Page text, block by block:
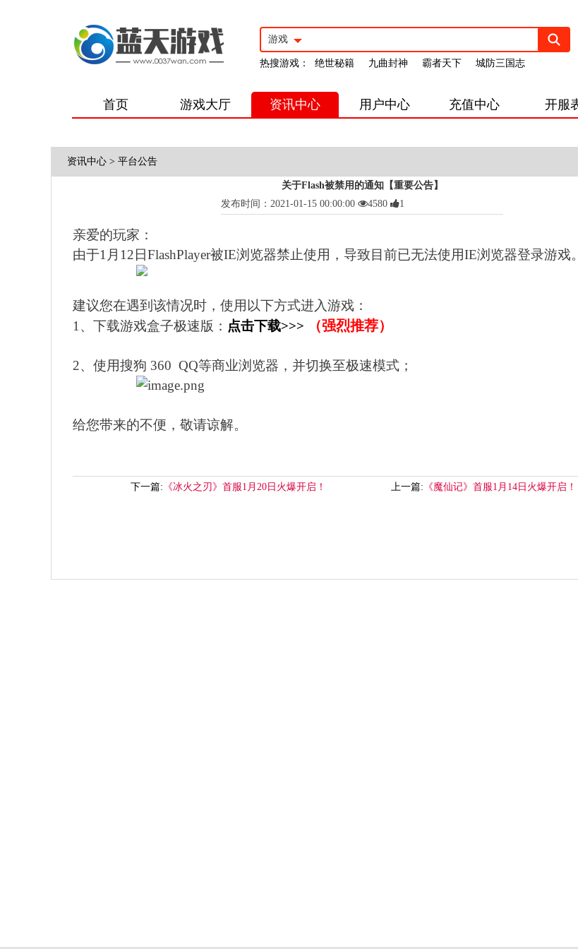
游戏
热搜游戏： 绝世秘籍 九曲封神 霸者天下 城防三国志
首页 游戏大厅 资讯中心 用户中心 充值中心 开服
资讯中心 > 平台公告
关于Flash被禁用的通知【重要公告】
发布时间：2021-01-15 00:00:00
4580 1
亲爱的玩家：
由于1月12日FlashPlayer被IE浏览器禁止使用，导致目前已无法使用IE浏览器登录游戏。
建议您在遇到该情况时，使用以下方式进入游戏：
1、下载游戏盒子极速版： 点击下载>>> （强烈推荐）
2、使用搜狗 360 QQ等商业浏览器，并切换至极速模式；
给您带来的不便，敬请谅解。
上一篇: 《魔仙记》首服1月14日火爆开启！
下一篇: 《冰火之刃》首服1月20日火爆开启！